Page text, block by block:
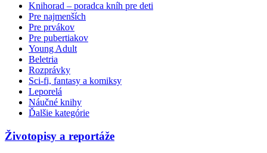
Knihorad – poradca kníh pre deti
Pre najmenších
Pre prvákov
Pre pubertiakov
Young Adult
Beletria
Rozprávky
Sci-fi, fantasy a komiksy
Leporelá
Náučné knihy
Ďalšie kategórie
Životopisy a reportáže